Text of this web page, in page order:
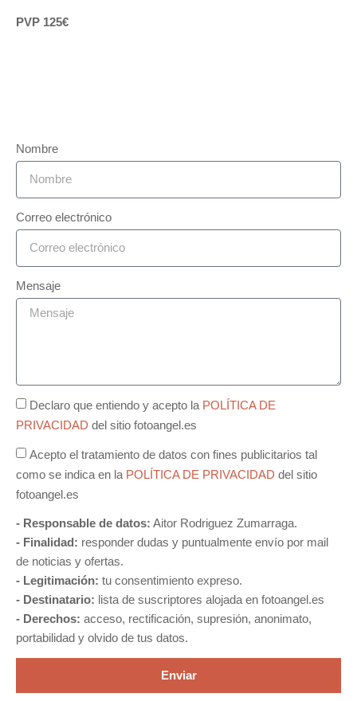
PVP 125€
Nombre
Correo electrónico
Mensaje
Declaro que entiendo y acepto la POLÍTICA DE
PRIVACIDAD del sitio fotoangel.es
Acepto el tratamiento de datos con fines publicitarios tal
como se indica en la POLÍTICA DE PRIVACIDAD del sitio
fotoangel.es
- Responsable de datos: Aitor Rodriguez Zumarraga.
- Finalidad: responder dudas y puntualmente envío por mail
de noticias y ofertas.
- Legitimación: tu consentimiento expreso.
- Destinatario: lista de suscriptores alojada en fotoangel.es
- Derechos: acceso, rectificación, supresión, anonimato,
portabilidad y olvido de tus datos.
Enviar